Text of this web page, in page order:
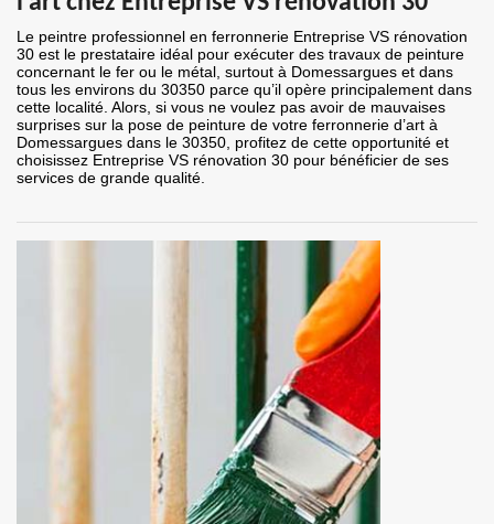
Le peintre professionnel en ferronnerie Entreprise VS rénovation
30 est le prestataire idéal pour exécuter des travaux de peinture
concernant le fer ou le métal, surtout à Domessargues et dans
tous les environs du 30350 parce qu’il opère principalement dans
cette localité. Alors, si vous ne voulez pas avoir de mauvaises
surprises sur la pose de peinture de votre ferronnerie d’art à
Domessargues dans le 30350, profitez de cette opportunité et
choisissez Entreprise VS rénovation 30 pour bénéficier de ses
services de grande qualité.